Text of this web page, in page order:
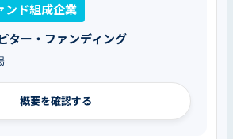
ンド組成企業
ター・ファンディング
概要を確認する